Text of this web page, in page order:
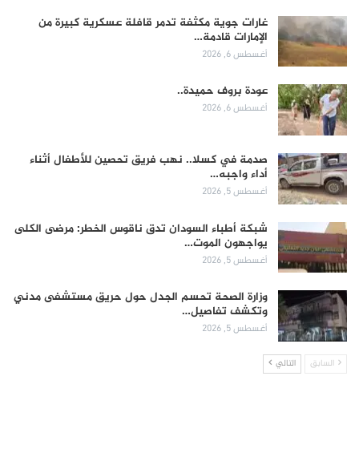
غارات جوية مكثفة تدمر قافلة عسكرية كبيرة من
الإمارات قادمة…
أغسطس 6, 2026
عودة بروف حميدة..
أغسطس 6, 2026
صدمة في كسلا.. نهب فريق تحصين للأطفال أثناء
أداء واجبه…
أغسطس 5, 2026
شبكة أطباء السودان تدق ناقوس الخطر: مرضى الكلى
يواجهون الموت…
أغسطس 5, 2026
وزارة الصحة تحسم الجدل حول حريق مستشفى مدني
وتكشف تفاصيل…
أغسطس 5, 2026
السابق التالي